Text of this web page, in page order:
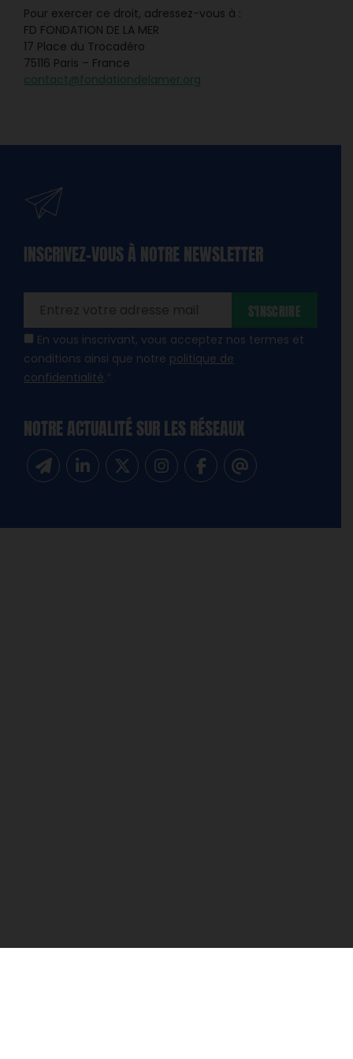
Pour exercer ce droit, adressez-vous à :
FD FONDATION DE LA MER
17 Place du Trocadéro
75116 Paris – France
contact@fondationdelamer.org
INSCRIVEZ-VOUS À NOTRE NEWSLETTER
En vous inscrivant, vous acceptez nos termes et
conditions ainsi que notre politique de
confidentialité.
S'INSCRIRE
NOTRE ACTUALITÉ SUR LES RÉSEAUX